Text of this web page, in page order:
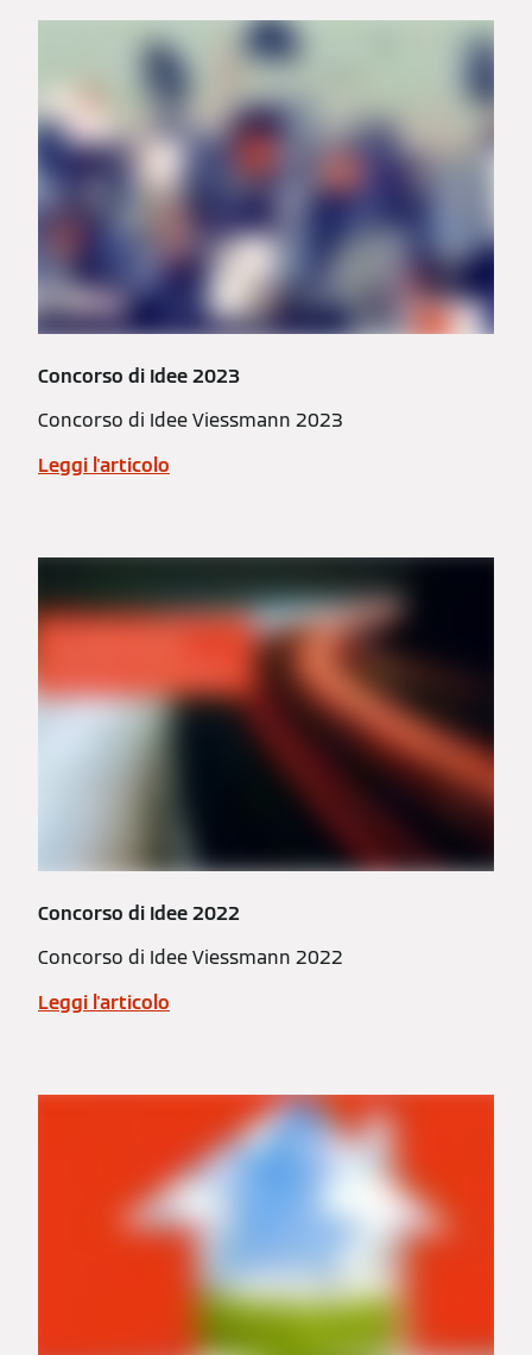
Concorso di Idee 2023
Concorso di Idee Viessmann 2023
Leggi l'articolo
Concorso di Idee 2022
Concorso di Idee Viessmann 2022
Leggi l'articolo